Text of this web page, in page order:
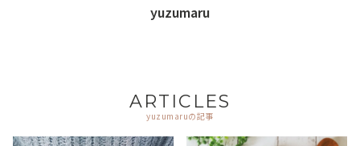
yuzumaru
ARTICLES
yuzumaruの記事